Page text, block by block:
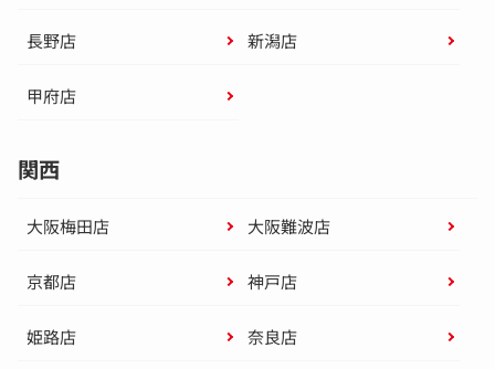
長野店 新潟店
甲府店
関西
大阪梅田店 大阪難波店
京都店 神戸店
姫路店 奈良店